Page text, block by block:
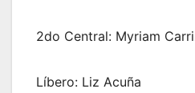
2do Central: Myriam
Líbero: Liz Acuña